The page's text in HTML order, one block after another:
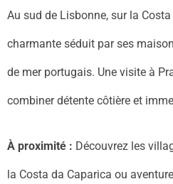
Au sud de Lisbonne, sur la
charmante séduit par ses
de mer portugais. Une visite à
combiner détente côtière et
À proximité : Découvrez les
la Costa da Caparica ou